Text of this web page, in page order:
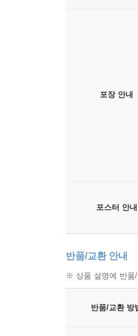
포장 안내
포스터 안내
반품/교환 안내
※ 상품 설명에 반품
반품/교환 방